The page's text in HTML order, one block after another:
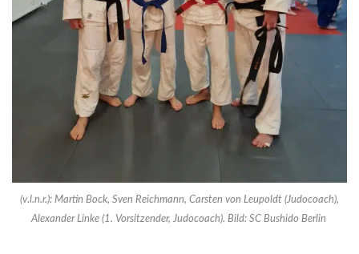
(v.l.n.r.): Martin Bock, Sven Reichmann, Carsten von Leupoldt (Judocoach),
Alexander Linke (1. Vorsitzender, Judocoach). Bild: SC Bushido Berlin